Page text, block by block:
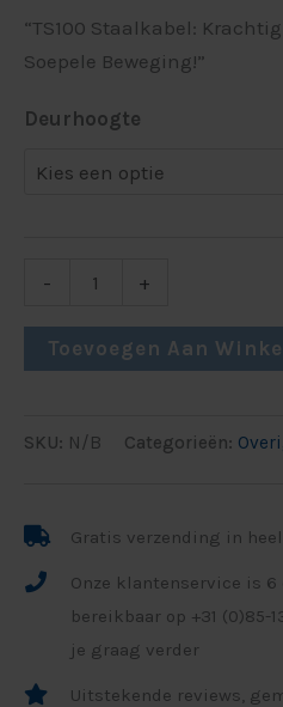
“TS100 Staalkabel:
Soepele Beweging!”
Deurhoogte
- +
Toevoegen Aan
SKU: N/B Categorieën:
Gratis verzending in
Onze klantenservice is 6
bereikbaar op +31 (0)85-
je graag verder
Uitstekende reviews,